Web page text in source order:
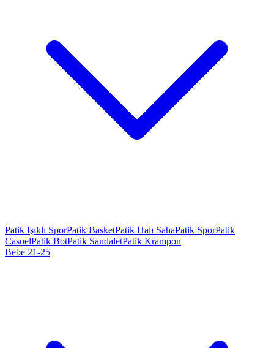
Patik Işıklı SporPatik BasketPatik Halı SahaPatik SporPatik
CasuelPatik BotPatik SandaletPatik Krampon
Bebe 21-25